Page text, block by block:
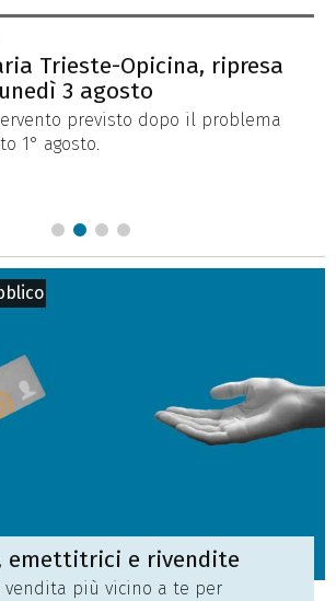
Trieste-Opicina, ripresa
3 agosto
previsto dopo il problema
1° agosto.
emettitrici e rivendite
più vicino a te per